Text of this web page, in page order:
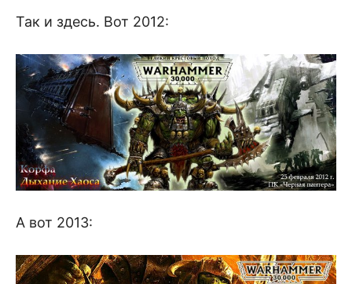
Так и здесь. Вот 2012:
А вот 2013: